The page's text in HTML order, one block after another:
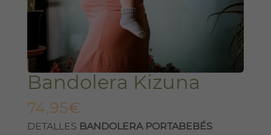
Bandolera Kizuna
74,95€
DETALLES BANDOLERA PORTABEBÉS